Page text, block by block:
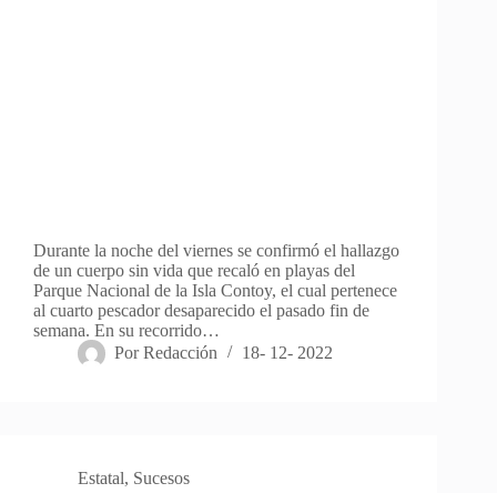
Durante la noche del viernes se confirmó el hallazgo
de un cuerpo sin vida que recaló en playas del
Parque Nacional de la Isla Contoy, el cual pertenece
al cuarto pescador desaparecido el pasado fin de
semana. En su recorrido…
Por Redacción 18- 12- 2022
Estatal, Sucesos